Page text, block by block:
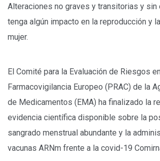
Alteraciones no graves y transitorias y sin
tenga algún impacto en la reproducción y
mujer.
El Comité para la Evaluación de Riesgos en
Farmacovigilancia Europeo (PRAC) de la
de Medicamentos (EMA) ha finalizado la
evidencia científica disponible sobre la
sangrado menstrual abundante y la
vacunas ARNm frente a la covid-19